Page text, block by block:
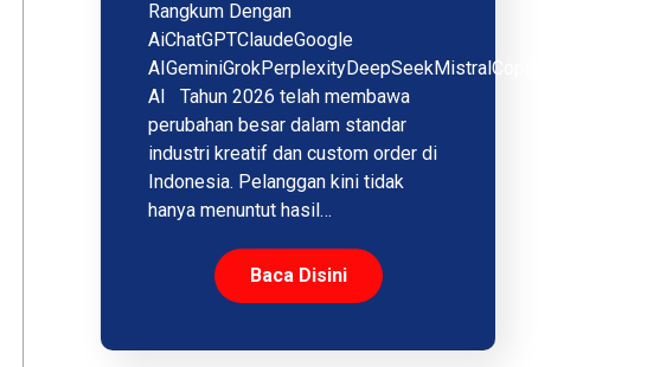
Rangkum Dengan
AiChatGPTClaudeGoogle
AIGeminiGrokPerplexityDeepSeekMistralCopilotQwenMeta
AI Tahun 2026 telah membawa
perubahan besar dalam standar
industri kreatif dan custom order di
Indonesia. Pelanggan kini tidak
hanya menuntut hasil…
Baca Disini